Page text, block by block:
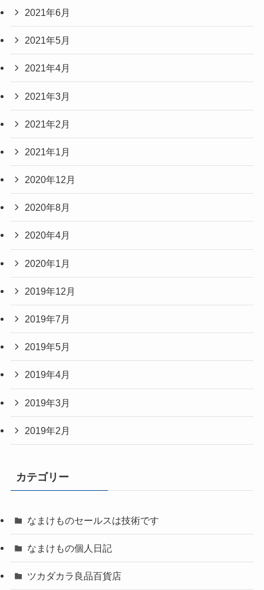
2021年6月
2021年5月
2021年4月
2021年3月
2021年2月
2021年1月
2020年12月
2020年8月
2020年4月
2020年1月
2019年12月
2019年7月
2019年5月
2019年4月
2019年3月
2019年2月
カテゴリー
なまけものセールスは技術です
なまけもの個人日記
ツカダカラ良品百貨店